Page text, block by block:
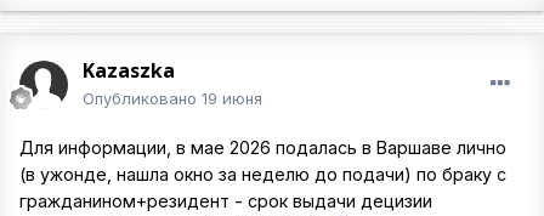
Kazaszka
Опубликовано 19 июня
Для информации, в мае 2026 подалась в Варшаве лично
(в ужонде, нашла окно за неделю до подачи) по браку с
гражданином+резидент - срок выдачи децизии